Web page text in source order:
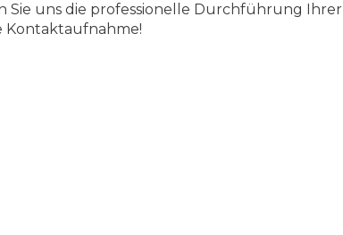
Sie uns die professionelle Durchführung Ihrer
Kontaktaufnahme!